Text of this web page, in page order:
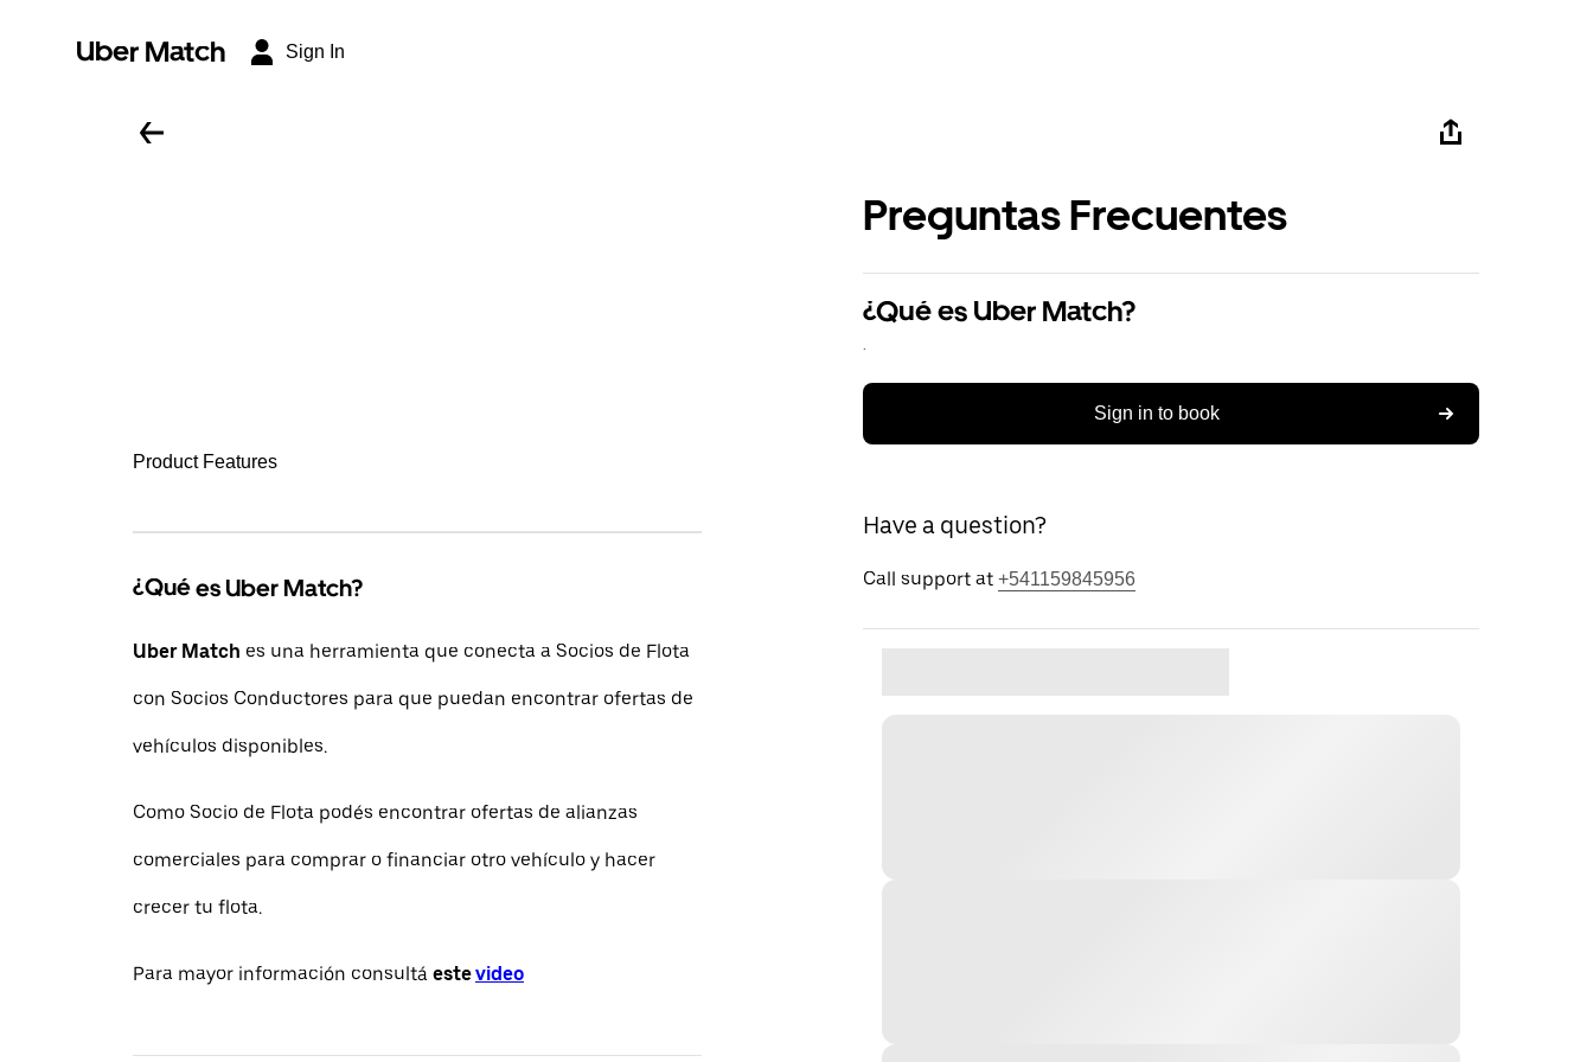
Uber Match Sign In
Product Features
¿Qué es Uber Match?
Uber Match es una herramienta que conecta a Socios de Flota
con Socios Conductores para que puedan encontrar ofertas de
vehículos disponibles.
Como Socio de Flota podés encontrar ofertas de alianzas
comerciales para comprar o financiar otro vehículo y hacer
crecer tu flota.
Para mayor información consultá estevideo
Preguntas Frecuentes
¿Qué es Uber Match?
.
Sign in to book
Have a question?
Call support at +541159845956